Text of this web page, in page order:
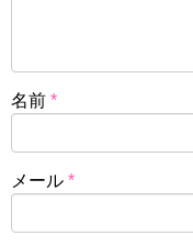
名前 *
メール *